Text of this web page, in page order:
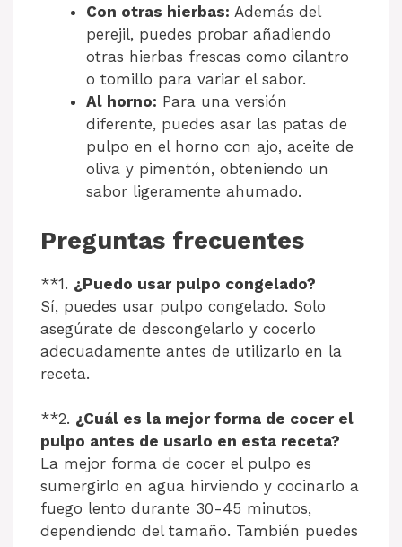
Con otras hierbas: Además del
perejil, puedes probar añadiendo
otras hierbas frescas como cilantro
o tomillo para variar el sabor.
Al horno: Para una versión
diferente, puedes asar las patas de
pulpo en el horno con ajo, aceite de
oliva y pimentón, obteniendo un
sabor ligeramente ahumado.
Preguntas frecuentes
**1. ¿Puedo usar pulpo congelado?
Sí, puedes usar pulpo congelado. Solo
asegúrate de descongelarlo y cocerlo
adecuadamente antes de utilizarlo en la
receta.
**2. ¿Cuál es la mejor forma de cocer el
pulpo antes de usarlo en esta receta?
La mejor forma de cocer el pulpo es
sumergirlo en agua hirviendo y cocinarlo a
fuego lento durante 30-45 minutos,
dependiendo del tamaño. También puedes